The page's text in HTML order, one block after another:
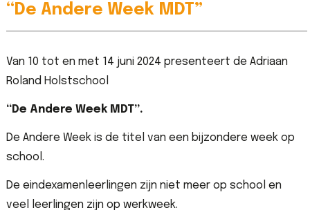
“De Andere Week MDT”
Van 10 tot en met 14 juni 2024 presenteert de Adriaan
Roland Holstschool
“De Andere Week MDT”.
De Andere Week is de titel van een bijzondere week op
school.
De eindexamenleerlingen zijn niet meer op school en
veel leerlingen zijn op werkweek.